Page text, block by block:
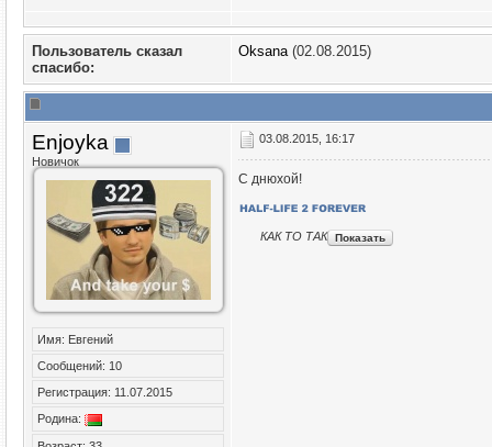
Пользователь сказал
cпасибо:
Oksana(02.08.2015)
Enjoyka
Новичок
Имя: Евгений
Сообщений: 10
Регистрация: 11.07.2015
Родина:
03.08.2015, 16:17
С днюхой!
КАК ТО ТАК